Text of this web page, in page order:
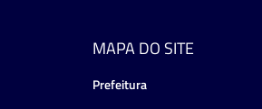
MAPA DO SITE
Prefeitura